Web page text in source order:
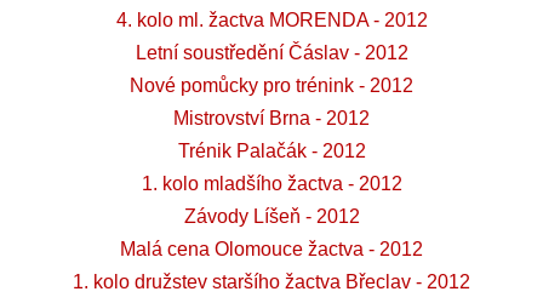
4. kolo ml. žactva MORENDA - 2012
Letní soustředění Čáslav - 2012
Nové pomůcky pro trénink - 2012
Mistrovství Brna - 2012
Trénik Palačák - 2012
1. kolo mladšího žactva - 2012
Závody Líšeň - 2012
Malá cena Olomouce žactva - 2012
1. kolo družstev staršího žactva Břeclav - 2012